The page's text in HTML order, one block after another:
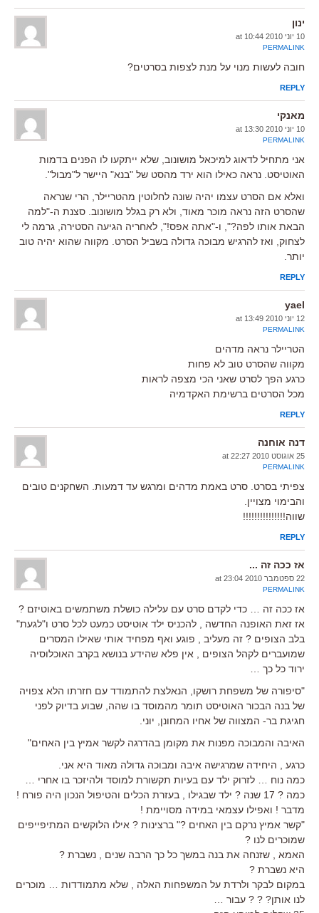
ינון
10 יוני 2010 at 10:44
PERMALINK
חובה לעשות מנוי על מנת לצפות בסרטים?
REPLY
מאנקי
10 יוני 2010 at 13:30
PERMALINK
אני מתחיל לדאוג למיכאל מושונוב, שלא ייתקעו לו הפנים בדמות
האוטיסט. נראה כאילו הוא ירד מהסט של "בנא" היישר ל"מבול".
ואלא אם הסרט עצמו יהיה שונה לחלוטין מהטריילר, הרי שנראה
שהסרט הזה נראה מוכר מאוד, ולא רק בגלל מושונוב. סצנת ה-"למה
הבאת אותו לפה?", ו-"אתה אפס!", לאחריה הגיעה הסטירה, גרמה לי
לצחוק, ואז להרגיש מבוכה גדולה בשביל הסרט. מקווה שהוא יהיה טוב
יותר.
REPLY
yael
12 יוני 2010 at 13:49
PERMALINK
הטריילר נראה מדהים
מקווה שהסרט טוב לא פחות
כרגע הפך לסרט שאני הכי מצפה לראות
מכל הסרטים ברשימת האקדמיה
REPLY
דנה אוחנה
25 אוגוסט 2010 at 22:27
PERMALINK
צפיתי בסרט. סרט באמת מדהים ומרגש עד דמעות. השחקנים טובים
והבימוי מצויין.
שווה!!!!!!!!!!!!!!!
REPLY
אז ככה זה ...
22 ספטמבר 2010 at 23:04
PERMALINK
אז ככה זה … כדי לקדם סרט עם עלילה כושלת משתמשים באוטיזם ?
אז זאת האופנה החדשה , להכניס ילד אוטיסט כמעט לכל סרט ו"לגעת"
בלב הצופים ? זה מעליב , פוגע ואף מפחיד אותי שאילו המסרים
שמועברים לקהל הצופים , אין פלא שהידע בנושא בקרב האוכלוסיה
ירוד כל כך …
"סיפורה של משפחת רושקו, הנאלצת להתמודד עם חזרתו הלא צפויה
של בנה הבכור האוטיסט תומר מהמוסד בו שהה, שבוע בדיוק לפני
חגיגת בר- המצווה של אחיו המחונן, יוני.
האיבה והמבוכה מפנות את מקומן בהדרגה לקשר אמיץ בין האחים"
כרגע , היחידה שמרגישה איבה ומבוכה גדולה מאוד היא אני.
כמה נוח … לזרוק ילד עם בעיות תקשורת למוסד ולהיזכר בו אחרי …
כמה ? 17 שנה ? ילד שבגילו , בעזרת הכלים והטיפול הנכון היה פורח !
מדבר ! ואפילו עצמאי במידה מסויימת !
"קשר אמיץ נרקם בין האחים ?" ברצינות ? אילו הלוקשים המתיפייפים
שמוכרים לנו ?
האמא , שזנחה את בנה במשך כל כך הרבה שנים , נשברת ?
היא נשברת ?
במקום לבקר ולרדת על המשפחות האלה , שלא מתמודדות … מוכרים
לנו אותן? ? ? עבור …